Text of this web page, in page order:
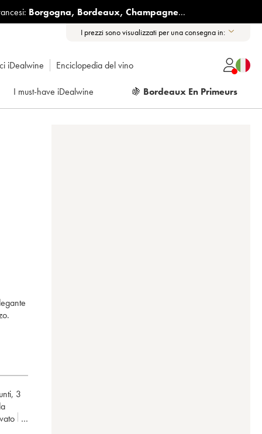
Borgogna, Bordeaux, Champagne...
I prezzi sono visualizzati per una consegna in:
iDealwine Enciclopedia del vino
I must-have iDealwine 🍇 Bordeaux En Primeurs
, 3